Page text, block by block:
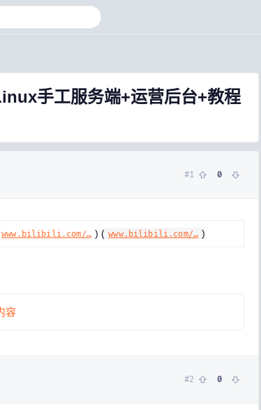
手工服务端+运营后台+教程
#1 0
www.bilibili.com/… )( www.bilibili.com/… )
容
#2 0